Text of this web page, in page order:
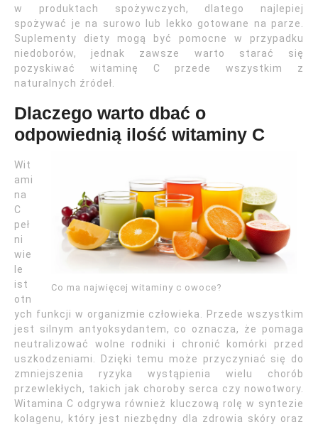
w produktach spożywczych, dlatego najlepiej
spożywać je na surowo lub lekko gotowane na parze.
Suplementy diety mogą być pomocne w przypadku
niedoborów, jednak zawsze warto starać się
pozyskiwać witaminę C przede wszystkim z
naturalnych źródeł.
Dlaczego warto dbać o
odpowiednią ilość witaminy C
Co ma najwięcej witaminy c owoce?
Wit
ami
na
C
peł
ni
wie
le
ist
otn
ych funkcji w organizmie człowieka. Przede wszystkim
jest silnym antyoksydantem, co oznacza, że pomaga
neutralizować wolne rodniki i chronić komórki przed
uszkodzeniami. Dzięki temu może przyczyniać się do
zmniejszenia ryzyka wystąpienia wielu chorób
przewlekłych, takich jak choroby serca czy nowotwory.
Witamina C odgrywa również kluczową rolę w syntezie
kolagenu, który jest niezbędny dla zdrowia skóry oraz